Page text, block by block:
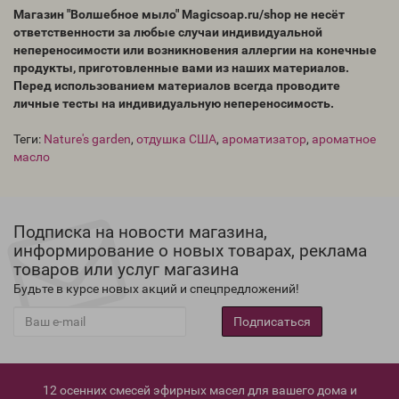
Магазин "Волшебное мыло" Magicsoap.ru/shop не несёт
ответственности за любые случаи индивидуальной
непереносимости или возникновения аллергии на конечные
продукты, приготовленные вами из наших материалов.
Перед использованием материалов всегда проводите
личные тесты на индивидуальную непереносимость.
Теги: Nature's garden, отдушка США, ароматизатор, ароматное
масло
Подписка на новости магазина,
информирование о новых товарах, реклама
товаров или услуг магазина
Будьте в курсе новых акций и спецпредложений!
Подписаться
12 осенних смесей эфирных масел для вашего дома и